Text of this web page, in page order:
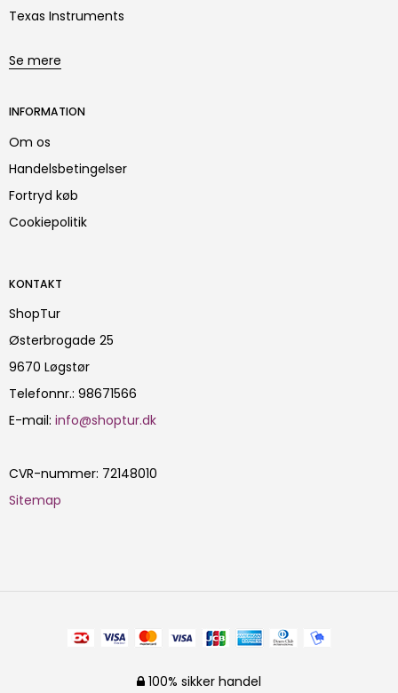
Texas Instruments
Se mere
INFORMATION
Om os
Handelsbetingelser
Fortryd køb
Cookiepolitik
KONTAKT
ShopTur
Østerbrogade 25
9670 Løgstør
Telefonnr.: 98671566
E-mail: info@shoptur.dk
CVR-nummer: 72148010
Sitemap
100% sikker handel